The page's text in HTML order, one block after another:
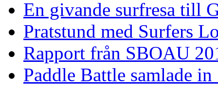
En givande surfresa till
Pratstund med Surfers
Rapport från SBOAU
Paddle Battle samlade